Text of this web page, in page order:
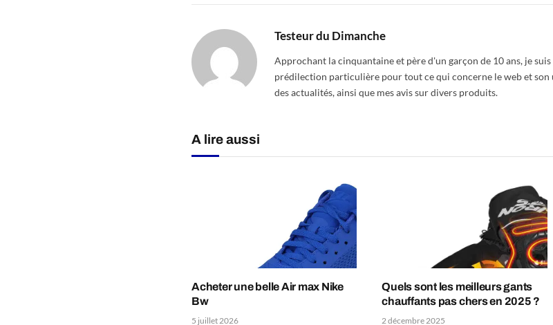
Testeur du Dimanche
Approchant la cinquantaine et père d'un garçon de 10 ans, je
prédilection particulière pour tout ce qui concerne le web et son
des actualités, ainsi que mes avis sur divers produits.
A lire aussi
Acheter une belle Air max Nike
Bw
5 juillet 2026
Quels sont les meilleurs gants
chauffants pas chers en 2025 ?
2 décembre 2025